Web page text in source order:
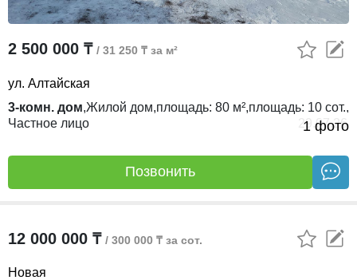
1 фото
2 500 000 ₸ / 31 250 ₸ за м²
ул. Алтайская
3-комн. дом, Жилой дом,площадь: 80 м²,площадь: 10 сот.,
Частное лицо
29.07.26
Позвонить
12 000 000 ₸ / 300 000 ₸ за сот.
Новая